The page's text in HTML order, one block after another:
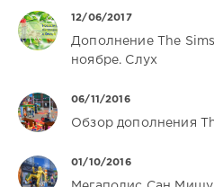
12/06/2017
Дополнение The
ноябре. Слух
06/11/2016
Обзор дополнения
01/10/2016